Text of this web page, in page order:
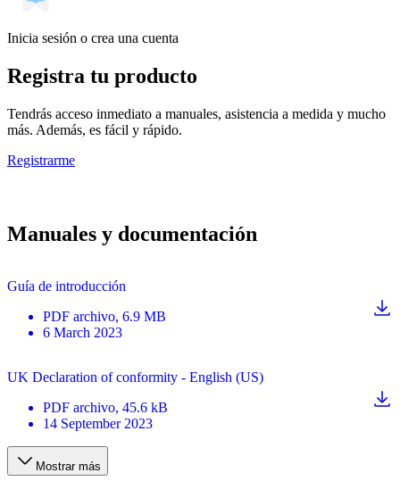
Inicia sesión o crea una cuenta
Registra tu producto
Tendrás acceso inmediato a manuales, asistencia a medida y mucho
más. Además, es fácil y rápido.
Registrarme
Manuales y documentación
Guía de introducción
PDF archivo, 6.9 MB
6 March 2023
UK Declaration of conformity - English (US)
PDF archivo, 45.6 kB
14 September 2023
Mostrar más